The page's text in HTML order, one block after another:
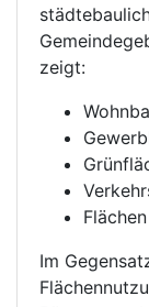
zeigt:
Im